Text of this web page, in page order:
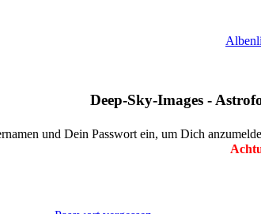
Deep-Sky-Images -
und Dein Passwort ein, um Dich